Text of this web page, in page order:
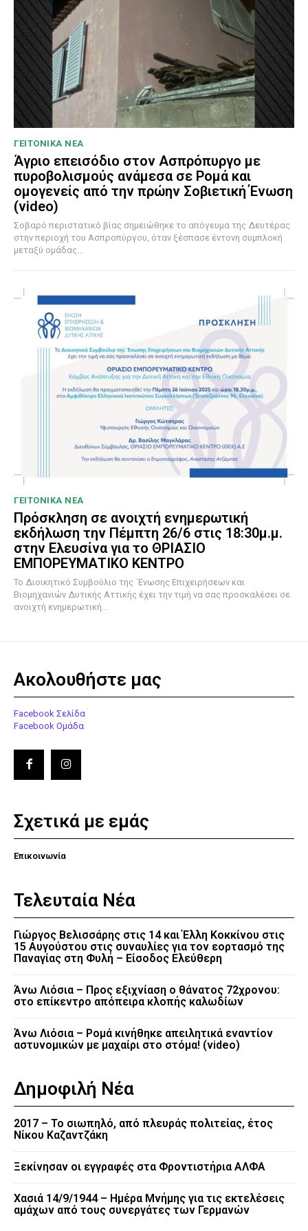
ΓΕΙΤΟΝΙΚΑ ΝΕΑ
Άγριο επεισόδιο στον Ασπρόπυργο με
πυροβολισμούς ανάμεσα σε Ρομά και
ομογενείς από την πρώην Σοβιετική Ένωση
(video)
Σοβαρό περιστατικό βίας σημειώθηκε το απόγευμα της Δευτέρας
στην περιοχή του Ασπροπύργου, όταν ξέσπασε έντονη συμπλοκή
μεταξύ ομάδας...
ΓΕΙΤΟΝΙΚΑ ΝΕΑ
Πρόσκληση σε ανοιχτή ενημερωτική
εκδήλωση την Πέμπτη 26/6 στις 18:30μ.μ.
στην Ελευσίνα για το ΘΡΙΑΣΙΟ
ΕΜΠΟΡΕΥΜΑΤΙΚΟ ΚΕΝΤΡΟ
To Διοικητικό Συμβούλιο της Ένωσης Επιχειρήσεων και
Βιομηχανιών Δυτικής Αττικής έχει την τιμή να σας προσκαλέσει σε
ανοιχτή ενημερωτική...
Ακολουθήστε μας
Facebook Σελίδα
Facebook Ομάδα
Σχετικά με εμάς
Επικοινωνία
Τελευταία Νέα
Γιώργος Βελισσάρης στις 14 και Έλλη Κοκκίνου στις
15 Αυγούστου στις συναυλίες για τον εορτασμό της
Παναγίας στη Φυλή – Είσοδος Ελεύθερη
Άνω Λιόσια – Προς εξιχνίαση ο θάνατος 72χρονου:
στο επίκεντρο απόπειρα κλοπής καλωδίων
Άνω Λιόσια – Ρομά κινήθηκε απειλητικά εναντίον
αστυνομικών με μαχαίρι στο στόμα! (video)
Δημοφιλή Νέα
2017 – Το σιωπηλό, από πλευράς πολιτείας, έτος
Νίκου Καζαντζάκη
Ξεκίνησαν οι εγγραφές στα Φροντιστήρια ΑΛΦΑ
Χασιά 14/9/1944 – Ημέρα Μνήμης για τις εκτελέσεις
αμάχων από τους συνεργάτες των Γερμανών